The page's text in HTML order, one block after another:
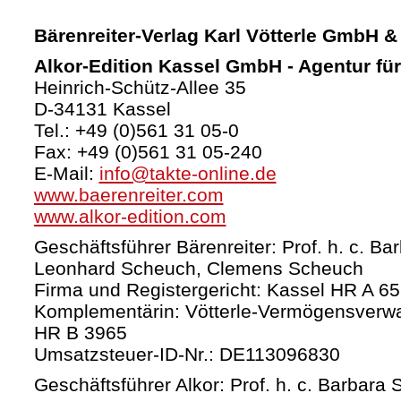
Bärenreiter-Verlag Karl Vötterle GmbH &
Alkor-Edition Kassel GmbH - Agentur
Heinrich-Schütz-Allee 35
D-34131 Kassel
Tel.: +49 (0)561 31 05-0
Fax: +49 (0)561 31 05-240
E-Mail: info@takte-online.de
www.baerenreiter.com
www.alkor-edition.com
Geschäftsführer Bärenreiter: Prof. h. c.
Leonhard Scheuch, Clemens Scheuch
Firma und Registergericht: Kassel HR A
Komplementärin: Vötterle-
HR B 3965
Umsatzsteuer-ID-Nr.: DE113096830
Geschäftsführer Alkor: Prof. h. c. Barbara